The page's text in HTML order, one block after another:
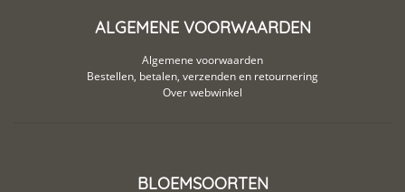
ALGEMENE VOORWAARDEN
Algemene voorwaarden
Bestellen, betalen, verzenden en retournering
Over webwinkel
BLOEMSOORTEN